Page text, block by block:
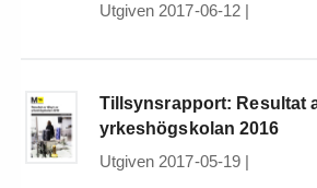
Utgiven 2017-06-12 |
Tillsynsrapport: Resultat
yrkeshögskolan 2016
Utgiven 2017-05-19 |